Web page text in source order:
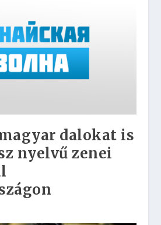
dalokat is
nyelvű zenei